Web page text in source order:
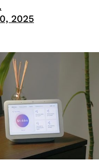
2025